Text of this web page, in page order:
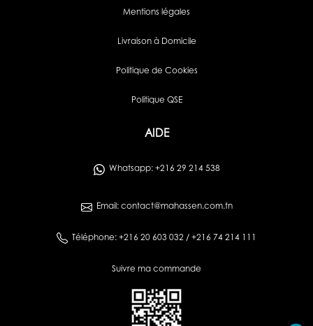
Mentions légales
Livraison à Domicile
Politique de Cookies
Politique QSE
AIDE
Whatsapp: +216 29 214 538
Email: contact@mahassen.com.tn
Téléphone: +216 20 603 032 / +216 74 214 111
Suivre ma commande